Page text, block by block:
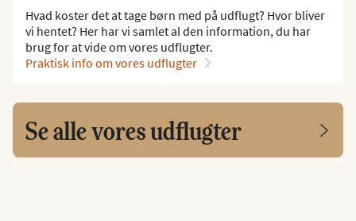
Hvad koster det at tage børn med på udflugt? Hvor bliver
vi hentet? Her har vi samlet al den information, du har
brug for at vide om vores udflugter.
Praktisk info om vores udflugter
Se alle vores udflugter